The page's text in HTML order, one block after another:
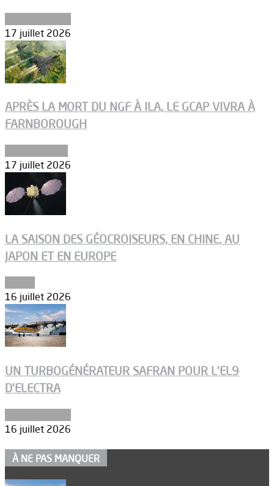
17 juillet 2026
APRÈS LA MORT DU NGF À ILA, LE GCAP VIVRA À
FARNBOROUGH
17 juillet 2026
LA SAISON DES GÉOCROISEURS, EN CHINE, AU
JAPON ET EN EUROPE
16 juillet 2026
UN TURBOGÉNÉRATEUR SAFRAN POUR L’EL9
D’ELECTRA
16 juillet 2026
À NE PAS MANQUER